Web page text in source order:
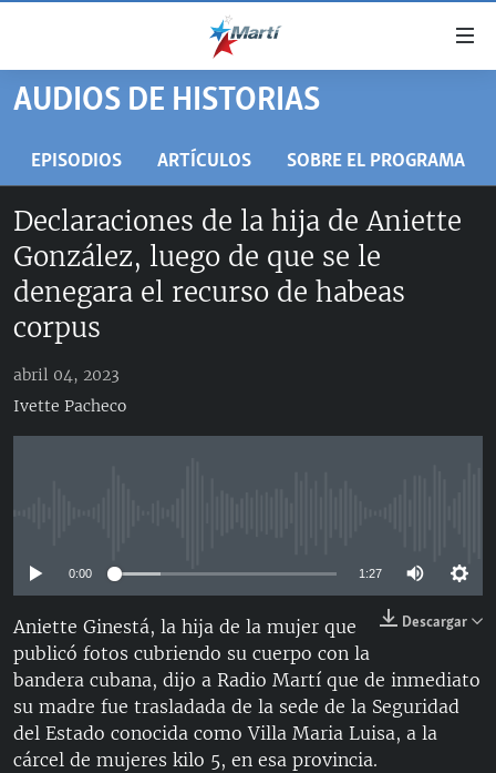
accesibilidad
contenido
navegación
principal
búsqueda
TITULARES
CUBA
DERECHOS HUMANOS
#11JCUBA, 5 AÑOS DESPUÉS
SOBRE CUBA
ESTADOS UNIDOS
AMÉRICA LATINA
INMIGRACIÓN
MUNDO
ARTE Y ENTRETENIMIENTO
OPINIÓN GRÁFICA
ESPECIALES
LA REALIDAD DE LA VIVIENDA EN CUBA
SER VIEJO EN CUBA
KENTU-CUBANO
LOS SANTOS DE HIALEAH
MULTIMEDIA
EDITORIALES
SÍGUENOS
AUDIOS DE HISTORIAS
EPISODIOS ARTÍCULOS SOBRE EL PROGRAMA
Declaraciones de la hija de Aniette
González, luego de que se le
denegara el recurso de habeas
corpus
abril 04, 2023
Ivette Pacheco
0:00 1:27
Descargar
Aniette Ginestá, la hija de la mujer que
publicó fotos cubriendo su cuerpo con la
bandera cubana, dijo a Radio Martí que de inmediato
su madre fue trasladada de la sede de la Seguridad
del Estado conocida como Villa Maria Luisa, a la
cárcel de mujeres kilo 5, en esa provincia.